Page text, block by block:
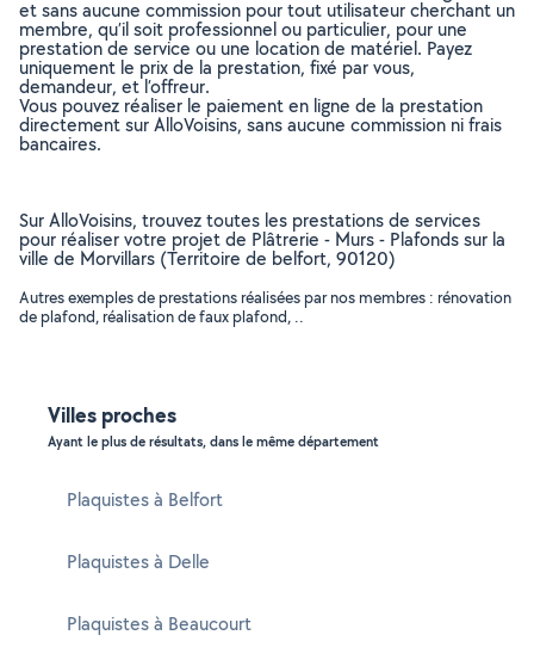
et sans aucune commission pour tout utilisateur cherchant un
membre, qu’il soit professionnel ou particulier, pour une
prestation de service ou une location de matériel. Payez
uniquement le prix de la prestation, fixé par vous,
demandeur, et l’offreur.
Vous pouvez réaliser le paiement en ligne de la prestation
directement sur AlloVoisins, sans aucune commission ni frais
bancaires.
Sur AlloVoisins, trouvez toutes les prestations de services
pour réaliser votre projet de Plâtrerie - Murs - Plafonds sur la
ville de Morvillars (Territoire de belfort, 90120)
Autres exemples de prestations réalisées par nos membres : rénovation
de plafond, réalisation de faux plafond, ..
Villes proches
Ayant le plus de résultats, dans le même département
Plaquistes à Belfort
Plaquistes à Delle
Plaquistes à Beaucourt